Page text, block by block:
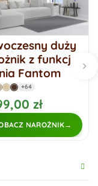
duży
z funkcją
Fantom
LEWY
+64
zł
NAROŻNIK